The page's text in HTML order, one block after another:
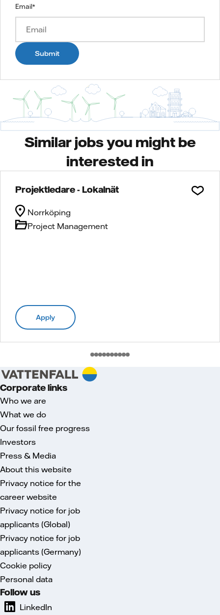
Email*
Submit
Similar jobs you might be
interested in
Projektledare - Lokalnät
Project Management
Norrköping
Apply
Corporate links
Who we are
What we do
Our fossil free progress
Investors
Press & Media
About this website
Privacy notice for the
career website
Privacy notice for job
applicants (Global)
Privacy notice for job
applicants (Germany)
Cookie policy
Personal data
Follow us
LinkedIn